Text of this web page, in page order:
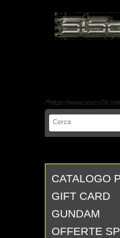
/*https://
CATALOGO
GIFT CARD
GUNDAM
OFFERTE